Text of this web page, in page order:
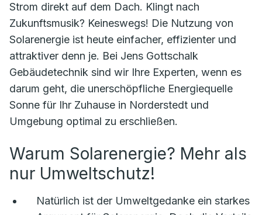
Strom direkt auf dem Dach. Klingt nach
Zukunftsmusik? Keineswegs! Die Nutzung von
Solarenergie ist heute einfacher, effizienter und
attraktiver denn je. Bei Jens Gottschalk
Gebäudetechnik sind wir Ihre Experten, wenn es
darum geht, die unerschöpfliche Energiequelle
Sonne für Ihr Zuhause in Norderstedt und
Umgebung optimal zu erschließen.
Warum Solarenergie? Mehr als
nur Umweltschutz!
Natürlich ist der Umweltgedanke ein starkes